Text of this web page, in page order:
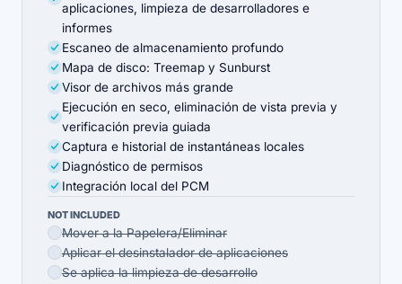
aplicaciones, limpieza de desarrolladores e
informes
Escaneo de almacenamiento profundo
Mapa de disco: Treemap y Sunburst
Visor de archivos más grande
Ejecución en seco, eliminación de vista previa y
verificación previa guiada
Captura e historial de instantáneas locales
Diagnóstico de permisos
Integración local del PCM
NOT INCLUDED
Mover a la Papelera/Eliminar
Aplicar el desinstalador de aplicaciones
Se aplica la limpieza de desarrollo